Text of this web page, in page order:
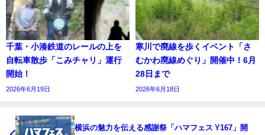
千葉・小湊鉄道のレールの上を
自転車散歩「こみチャリ」運行
開始！
2026年6月19日
寒川で廃線を歩くイベント「さ
むかわ廃線めぐり」開催中！6月
28日まで
2026年6月18日
横浜の魅力を伝える感謝祭「ハマフェス Y167」開